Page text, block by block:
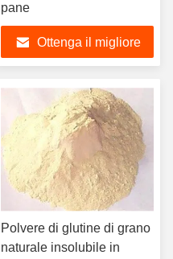
pane
Ottenga il migliore
Polvere di glutine di grano
naturale insolubile in